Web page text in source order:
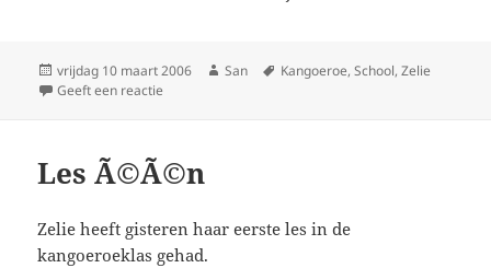
Geplaatst
op
vrijdag 10 maart 2006 Auteur
San Tags
Kangoeroe,School,Zelie
Geeft een reactie
Les Ã©Ã©n
Zelie heeft gisteren haar eerste les in de
kangoeroeklas gehad.